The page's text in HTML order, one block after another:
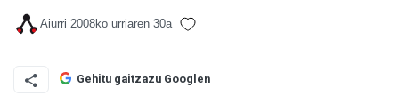
Aiurri 2008ko urriaren 30a
Gehitu gaitzazu Googlen